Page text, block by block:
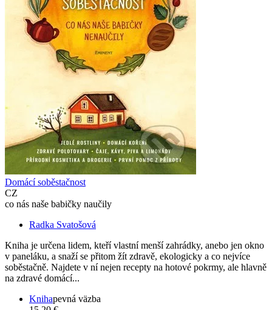
Domácí soběstačnost
CZ
co nás naše babičky naučily
Radka Svatošová
Kniha je určena lidem, kteří vlastní menší zahrádky, anebo jen okno
v paneláku, a snaží se přitom žít zdravě, ekologicky a co nejvíce
soběstačně. Najdete v ní nejen recepty na hotové pokrmy, ale hlavně
na zdravé domácí...
Knihapevná väzba